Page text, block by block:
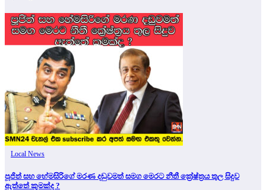
Local News
පූජිත් සහ හේමසිරිගේ මරණ දඩුවමත් සමග මෙරට නීතී ක්‍රේෂ්ත්‍රය තුල සිදුව
ඇත්තේ කුමක්ද ?